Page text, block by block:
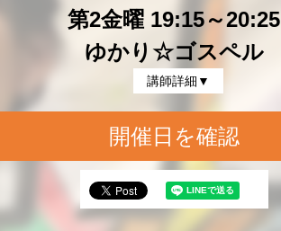
第2金曜 19:15～20:25
ゆかり☆ゴスペル
講師詳細▼
開催日を確認